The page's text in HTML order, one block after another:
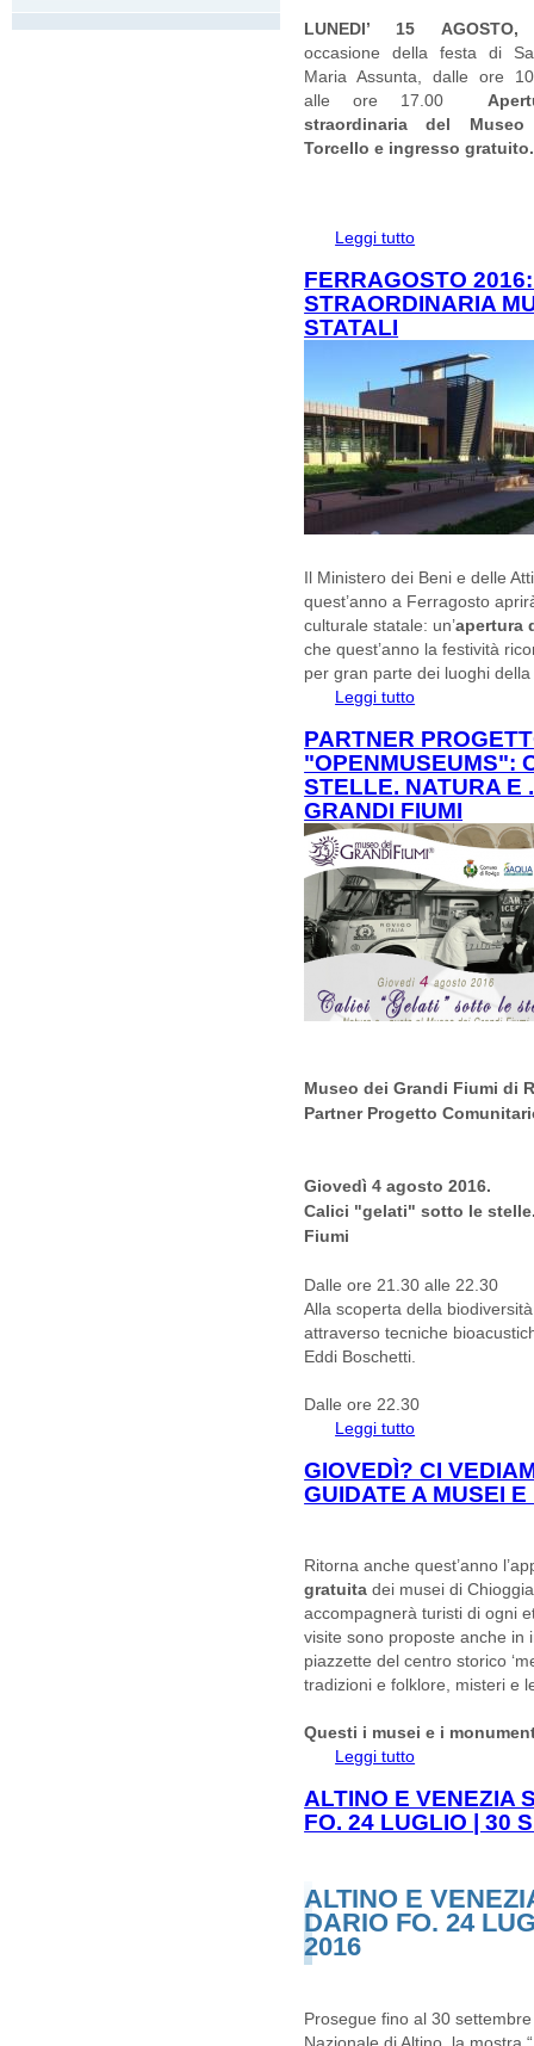
LUNEDI’ 15
occasione della festa di
Maria Assunta, dalle ore
alle ore 17.00
straordinaria del
Torcello e ingresso gratuito.
Leggi tutto
FERRAGOSTO
STRAORDINARIA
STATALI
Il Ministero dei Beni e delle
quest’anno a Ferragosto
culturale statale: un’apertura
che quest’anno la festività
per gran parte dei luoghi
Leggi tutto
PARTNER
"OPENMUSEUMS":
STELLE. NATURA E
GRANDI FIUMI
Museo dei Grandi Fiumi di
Partner Progetto
Giovedì 4 agosto 2016.
Calici "gelati" sotto le
Fiumi
Dalle ore 21.30 alle 22.30
Alla scoperta della
attraverso tecniche
Eddi Boschetti.
Dalle ore 22.30
Leggi tutto
GIOVEDÌ? CI
GUIDATE A MUSEI
Ritorna anche quest’anno
gratuita dei musei di Chioggia
accompagnerà turisti di ogni
visite sono proposte anche in
piazzette del centro storico
tradizioni e folklore, misteri e
Questi i musei e i
Leggi tutto
ALTINO E VENEZIA
FO. 24 LUGLIO | 30
ALTINO E
DARIO FO. 24
2016
Prosegue fino al 30